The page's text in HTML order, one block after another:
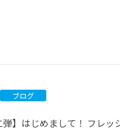
ブログ
弾】はじめまして！ フレ